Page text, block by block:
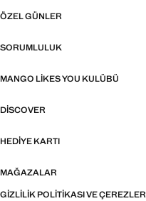
ÖZEL GÜNLER
SORUMLULUK
MANGO LIKES YOU KULÜBÜ
DISCOVER
HEDIYE KARTI
MAĞAZALAR
GIZLILIK POLITIKASI VE ÇEREZLER